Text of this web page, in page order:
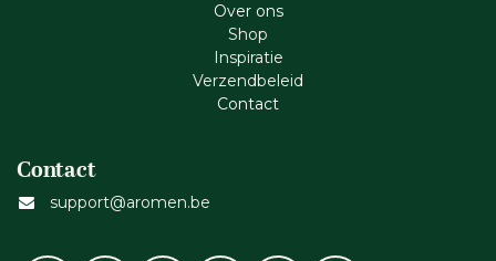
Ove​r​ ons
Shop
Inspiratie
Verzendbeleid
Cont​act
Contact
support@aromen.be